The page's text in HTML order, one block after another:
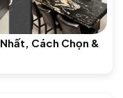
Cách Chọn &